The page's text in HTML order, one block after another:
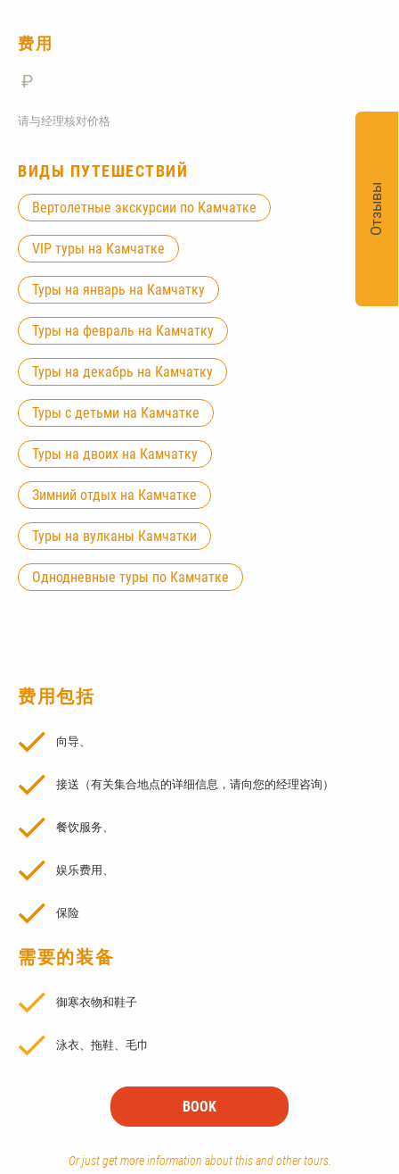
费用
₽
请与经理核对价格
ВИДЫ ПУТЕШЕСТВИЙ
Вертолетные экскурсии по Камчатке
VIP туры на Камчатке
Туры на январь на Камчатку
Туры на февраль на Камчатку
Туры на декабрь на Камчатку
Туры с детьми на Камчатке
Туры на двоих на Камчатку
Зимний отдых на Камчатке
Туры на вулканы Камчатки
Однодневные туры по Камчатке
费用包括
向导、
接送（有关集合地点的详细信息，请向您的经理咨询）
餐饮服务、
娱乐费用、
保险
需要的装备
御寒衣物和鞋子
泳衣、拖鞋、毛巾
BOOK
Or just get more information about this and other tours.
Отзывы